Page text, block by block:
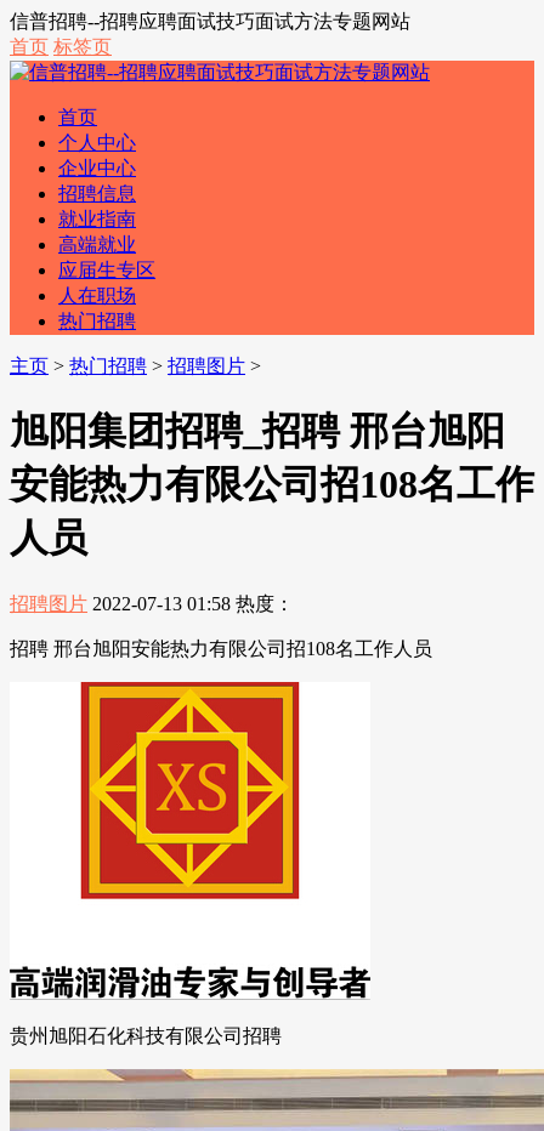
信普招聘--招聘应聘面试技巧面试方法专题网站
首页 标签页
首页
个人中心
企业中心
招聘信息
就业指南
高端就业
应届生专区
人在职场
热门招聘
主页 > 热门招聘 > 招聘图片 >
旭阳集团招聘_招聘 邢台旭阳
安能热力有限公司招108名工作
人员
招聘图片 2022-07-13 01:58 热度：
招聘 邢台旭阳安能热力有限公司招108名工作人员
贵州旭阳石化科技有限公司招聘